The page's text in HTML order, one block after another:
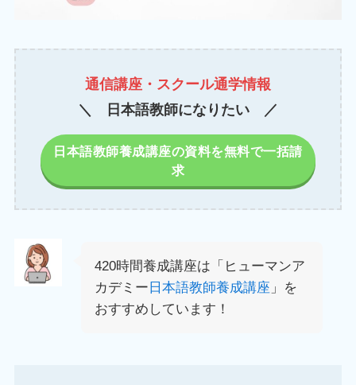
通信講座・スクール通学情報
＼ 日本語教師になりたい ／
日本語教師養成講座の資料を無料で一括請
求
420時間養成講座は「ヒューマンア
カデミー 日本語教師養成講座 」を
おすすめしています！